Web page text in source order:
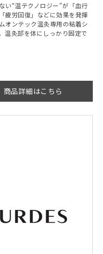
い“温テクノロジー”が「血行
疲労回復」などに効果を発揮
オンテック温灸専用の粘着シ
温灸部を体にしっかり固定で
商品詳細はこちら